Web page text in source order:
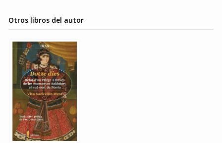
Otros libros del autor